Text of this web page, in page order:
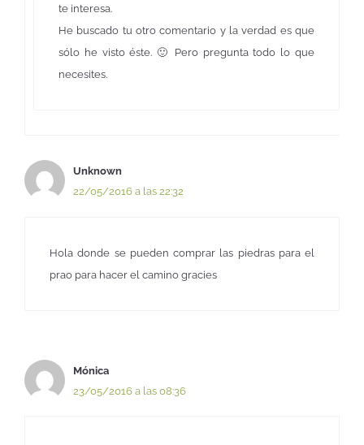
te interesa.
He buscado tu otro comentario y la verdad es que
sólo he visto éste. 🙂 Pero pregunta todo lo que
necesites.
Unknown
22/05/2016 a las 22:32
Hola donde se pueden comprar las piedras para el
prao para hacer el camino gracies
Mónica
23/05/2016 a las 08:36